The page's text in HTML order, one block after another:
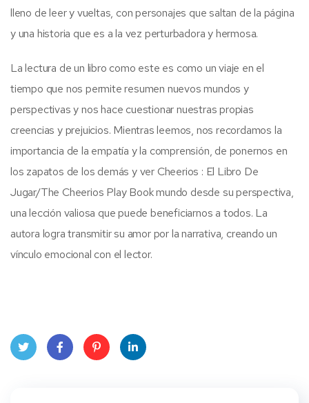
lleno de leer y vueltas, con personajes que saltan de la página
y una historia que es a la vez perturbadora y hermosa.
La lectura de un libro como este es como un viaje en el
tiempo que nos permite resumen nuevos mundos y
perspectivas y nos hace cuestionar nuestras propias
creencias y prejuicios. Mientras leemos, nos recordamos la
importancia de la empatía y la comprensión, de ponernos en
los zapatos de los demás y ver Cheerios : El Libro De
Jugar/The Cheerios Play Book mundo desde su perspectiva,
una lección valiosa que puede beneficiarnos a todos. La
autora logra transmitir su amor por la narrativa, creando un
vínculo emocional con el lector.